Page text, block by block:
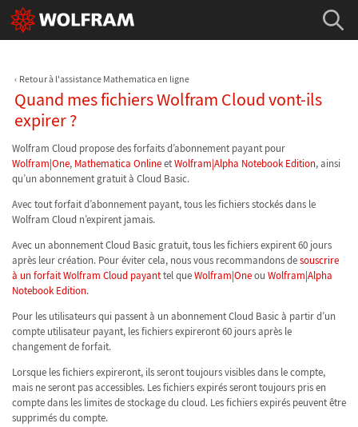
Retour à l'assistance Mathematica en ligne
Quand mes fichiers Wolfram Cloud vont-ils
expirer ?
Wolfram Cloud propose des forfaits d’abonnement payant pour
Wolfram|One, Mathematica OnlineetWolfram|Alpha Notebook Edition, ainsi
qu’un abonnement gratuit à Cloud Basic.
Avec tout forfait d’abonnement payant, tous les fichiers stockés dans le
Wolfram Cloud n’expirent jamais.
Avec un abonnement Cloud Basic gratuit, tous les fichiers expirent 60 jours
après leur création. Pour éviter cela, nous vous recommandons desouscrire
à un forfait Wolfram Cloud payanttel queWolfram|Oneou Wolfram|Alpha
Notebook Edition.
Pour les utilisateurs qui passent à un abonnement Cloud Basic à partir d’un
compte utilisateur payant, les fichiers expireront 60 jours après le
changement de forfait.
Lorsque les fichiers expireront, ils seront toujours visibles dans le compte,
mais ne seront pas accessibles. Les fichiers expirés seront toujours pris en
compte dans les limites de stockage du cloud. Les fichiers expirés peuvent être
supprimés du compte.